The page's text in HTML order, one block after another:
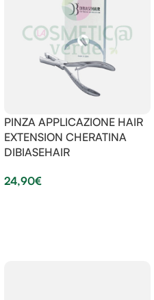
PINZA APPLICAZIONE HAIR
EXTENSION CHERATINA
DIBIASEHAIR
24,90€